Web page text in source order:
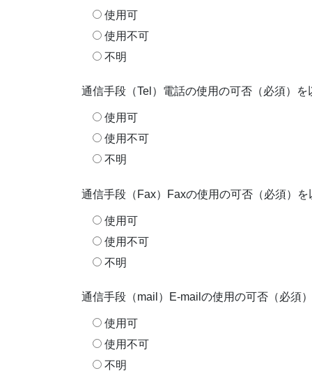
使用可
使用不可
不明
通信手段（Tel）電話の使用の可否（必須）
使用可
使用不可
不明
通信手段（Fax）Faxの使用の可否（必須）
使用可
使用不可
不明
通信手段（mail）E-mailの使用の可否（必須
使用可
使用不可
不明